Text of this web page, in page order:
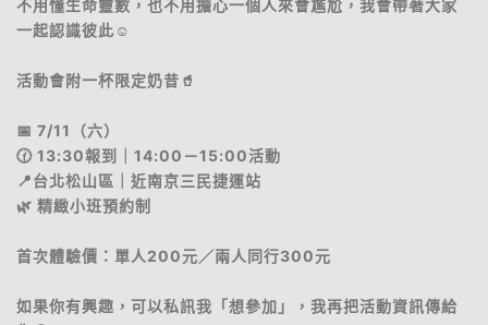
不用懂生命靈數，也不用擔心一個人來會尷尬，我會帶著大家
一起認識彼此☺️
活動會附一杯限定奶昔🥤
📅 7/11（六）
🕜 13:30報到｜14:00－15:00活動
📍台北松山區｜近南京三民捷運站
🌿 精緻小班預約制
首次體驗價：單人200元／兩人同行300元
如果你有興趣，可以私訊我「想參加」，我再把活動資訊傳給